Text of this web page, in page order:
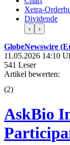
Xetra-
Dividende
‹ ›
GlobeNewswire
11.05.2026 14:10
541 Leser
Artikel bewerten:
(2)
AskBio